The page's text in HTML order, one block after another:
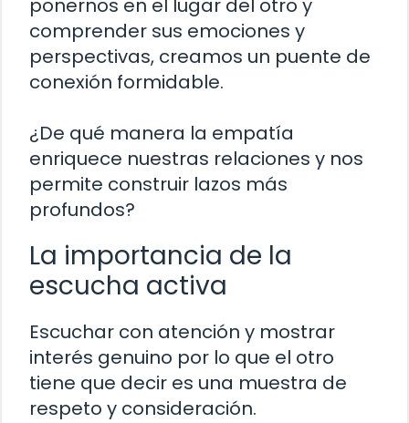
ponernos en el lugar del otro y
comprender sus emociones y
perspectivas, creamos un puente de
conexión formidable.
¿De qué manera la empatía
enriquece nuestras relaciones y nos
permite construir lazos más
profundos?
La importancia de la
escucha activa
Escuchar con atención y mostrar
interés genuino por lo que el otro
tiene que decir es una muestra de
respeto y consideración.